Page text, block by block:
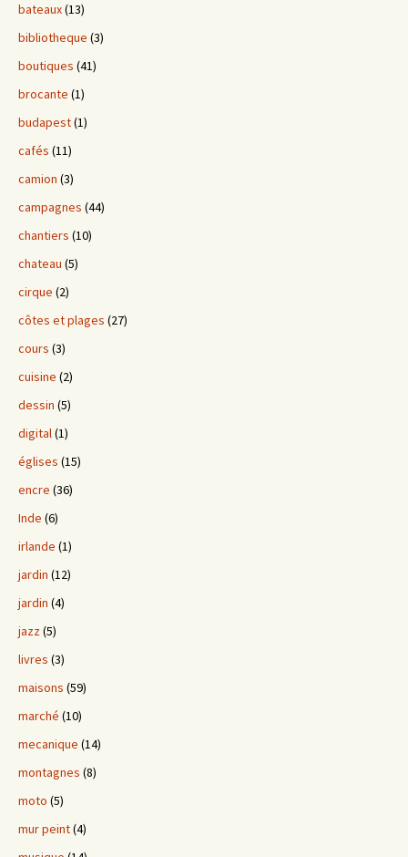
bateaux(13)
bibliotheque (3)
boutiques (41)
brocante (1)
budapest(1)
cafés (11)
camion (3)
campagnes (44)
chantiers (10)
chateau (5)
cirque (2)
côtes et plages (27)
cours (3)
cuisine (2)
dessin (5)
digital(1)
églises (15)
encre (36)
Inde (6)
irlande (1)
jardin (12)
jardin (4)
jazz(5)
livres (3)
maisons (59)
marché (10)
mecanique (14)
montagnes (8)
moto (5)
mur peint(4)